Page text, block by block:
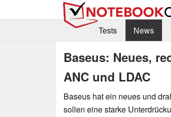
Tests
News
Baseus: Neues,
ANC und LDAC
Baseus hat ein neues und
sollen eine starke